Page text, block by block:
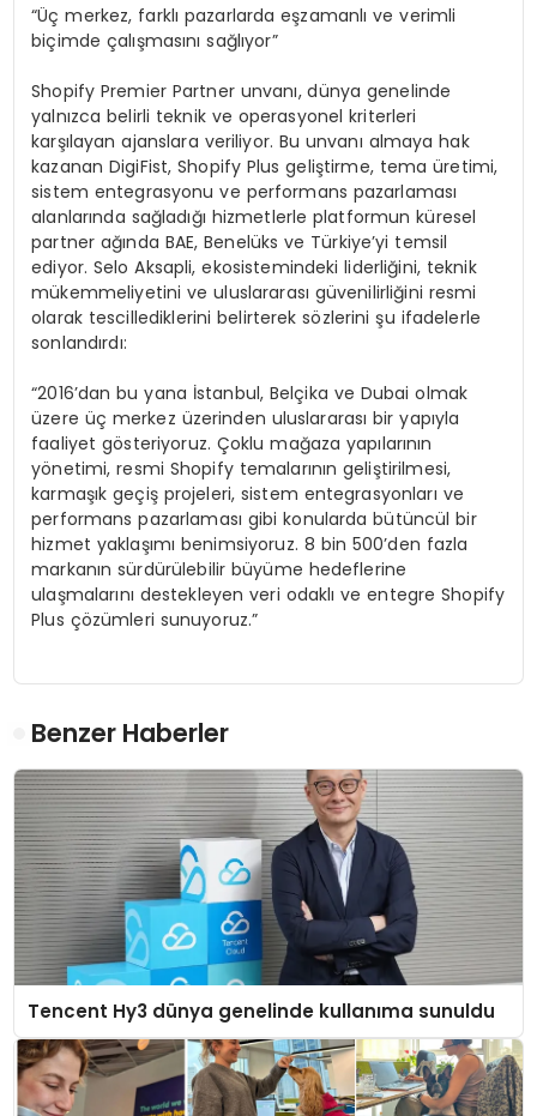
“Üç merkez, farklı pazarlarda eşzamanlı ve verimli
biçimde çalışmasını sağlıyor”
Shopify Premier Partner unvanı, dünya genelinde
yalnızca belirli teknik ve operasyonel kriterleri
karşılayan ajanslara veriliyor. Bu unvanı almaya hak
kazanan DigiFist, Shopify Plus geliştirme, tema üretimi,
sistem entegrasyonu ve performans pazarlaması
alanlarında sağladığı hizmetlerle platformun küresel
partner ağında BAE, Benelüks ve Türkiye’yi temsil
ediyor. Selo Aksapli, ekosistemindeki liderliğini, teknik
mükemmeliyetini ve uluslararası güvenilirliğini resmi
olarak tescillediklerini belirterek sözlerini şu ifadelerle
sonlandırdı:
“2016’dan bu yana İstanbul, Belçika ve Dubai olmak
üzere üç merkez üzerinden uluslararası bir yapıyla
faaliyet gösteriyoruz. Çoklu mağaza yapılarının
yönetimi, resmi Shopify temalarının geliştirilmesi,
karmaşık geçiş projeleri, sistem entegrasyonları ve
performans pazarlaması gibi konularda bütüncül bir
hizmet yaklaşımı benimsiyoruz. 8 bin 500’den fazla
markanın sürdürülebilir büyüme hedeflerine
ulaşmalarını destekleyen veri odaklı ve entegre Shopify
Plus çözümleri sunuyoruz.”
Benzer Haberler
Tencent Hy3 dünya genelinde kullanıma sunuldu